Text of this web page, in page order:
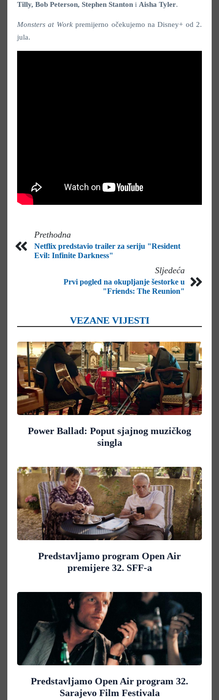
Tilly, Bob Peterson, Stephen Stanton i Aisha Tyler.
Monsters at Workpremijerno očekujemo na Disney+ od 2.
jula.
Prethodna
Netflix predstavio trailer za seriju "Resident
Evil: Infinite Darkness"
Sljedeća
Prvi pogled na okupljanje šestorke u
"Friends: The Reunion"
VEZANE VIJESTI
Power Ballad: Poput sjajnog muzičkog
singla
Predstavljamo program Open Air
premijere 32. SFF-a
Predstavljamo Open Air program 32.
Sarajevo Film Festivala